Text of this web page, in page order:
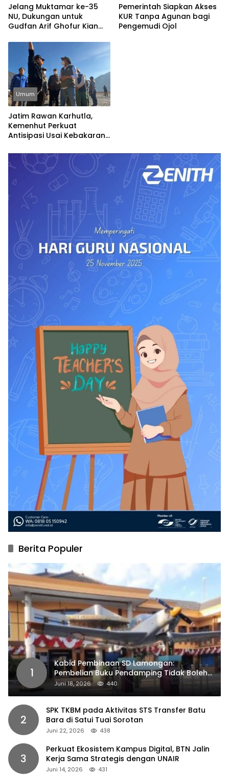
Jelang Muktamar ke-35
NU, Dukungan untuk
Gudfan Arif Ghofur Kian
Pemerintah Siapkan Akses
KUR Tanpa Agunan bagi
Pengemudi Ojol
Umum
Jatim Rawan Karhutla,
Kemenhut Perkuat
Antisipasi Usai Kebakaran
Berita Populer
1
Kabid Pembinaan SD Lamongan:
Pembelian Buku Pendamping Tidak Boleh
Dipaksakan
Juni 18, 2026 440
2
SPK TKBM pada Aktivitas STS Transfer Batu
Bara di Satui Tuai Sorotan
Juni 22, 2026 438
3
Perkuat Ekosistem Kampus Digital, BTN Jalin
Kerja Sama Strategis dengan UNAIR
Juni 14, 2026 431